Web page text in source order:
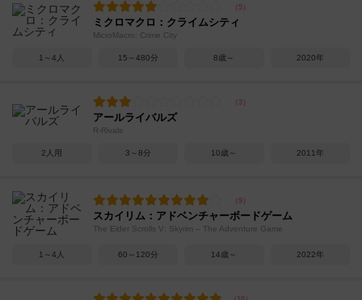
ミクロマクロ：クライムシティ
MicroMacro: Crime City
1～4人 15～480分 8歳～ 2020年
アールライバルズ
R-Rivals
2人用 3～8分 10歳～ 2011年
スカイリム：アドベンチャーボードゲーム
The Elder Scrolls V: Skyrim – The Adventure Game
1～4人 60～120分 14歳～ 2022年